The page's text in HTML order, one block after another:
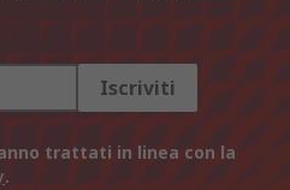
Iscriviti
trattati in linea con la
.